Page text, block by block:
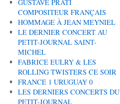
GUSTAVE PRATI
COMPOSITEUR FRANÇAIS
HOMMAGE À JEAN MEYNIEL
LE DERNIER CONCERT AU
PETIT-JOURNAL SAINT-
MICHEL
FABRICE EULRY & LES
ROLLING TWISTERS CE SOIR
FRANCE 1 URUGUAY 0
LES DERNIERS CONCERTS DU
PETIT-JOURNAL